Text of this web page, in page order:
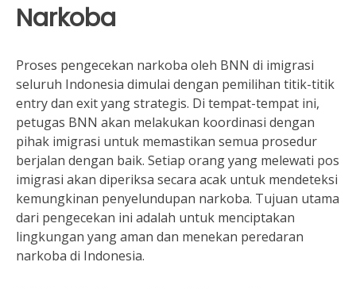
Narkoba
Proses pengecekan narkoba oleh BNN di imigrasi
seluruh Indonesia dimulai dengan pemilihan titik-titik
entry dan exit yang strategis. Di tempat-tempat ini,
petugas BNN akan melakukan koordinasi dengan
pihak imigrasi untuk memastikan semua prosedur
berjalan dengan baik. Setiap orang yang melewati pos
imigrasi akan diperiksa secara acak untuk mendeteksi
kemungkinan penyelundupan narkoba. Tujuan utama
dari pengecekan ini adalah untuk menciptakan
lingkungan yang aman dan menekan peredaran
narkoba di Indonesia.